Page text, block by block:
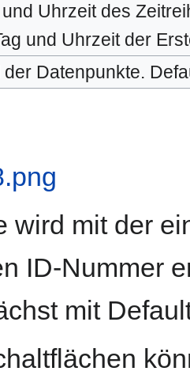
Uhrzeit des
und Uhrzeit der
Datenpunkte.
wird mit der
ID-Nummer
mit